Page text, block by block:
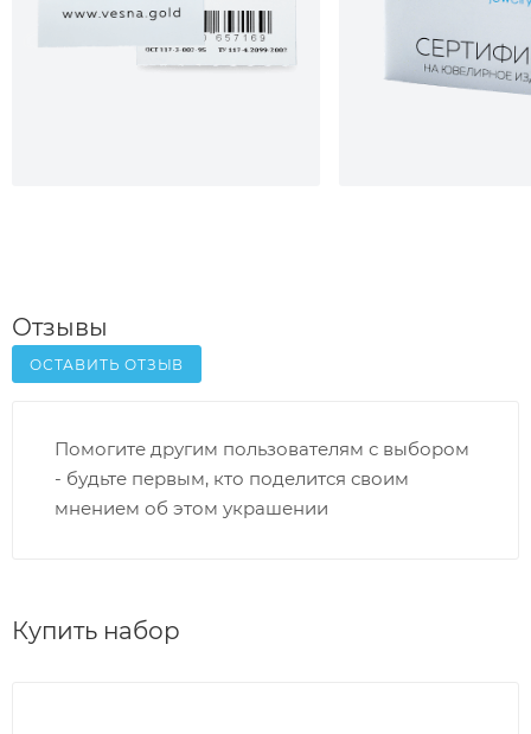
Отзывы
ОСТАВИТЬ ОТЗЫВ
Помогите другим пользователям с выбором
- будьте первым, кто поделится своим
мнением об этом украшении
Купить набор